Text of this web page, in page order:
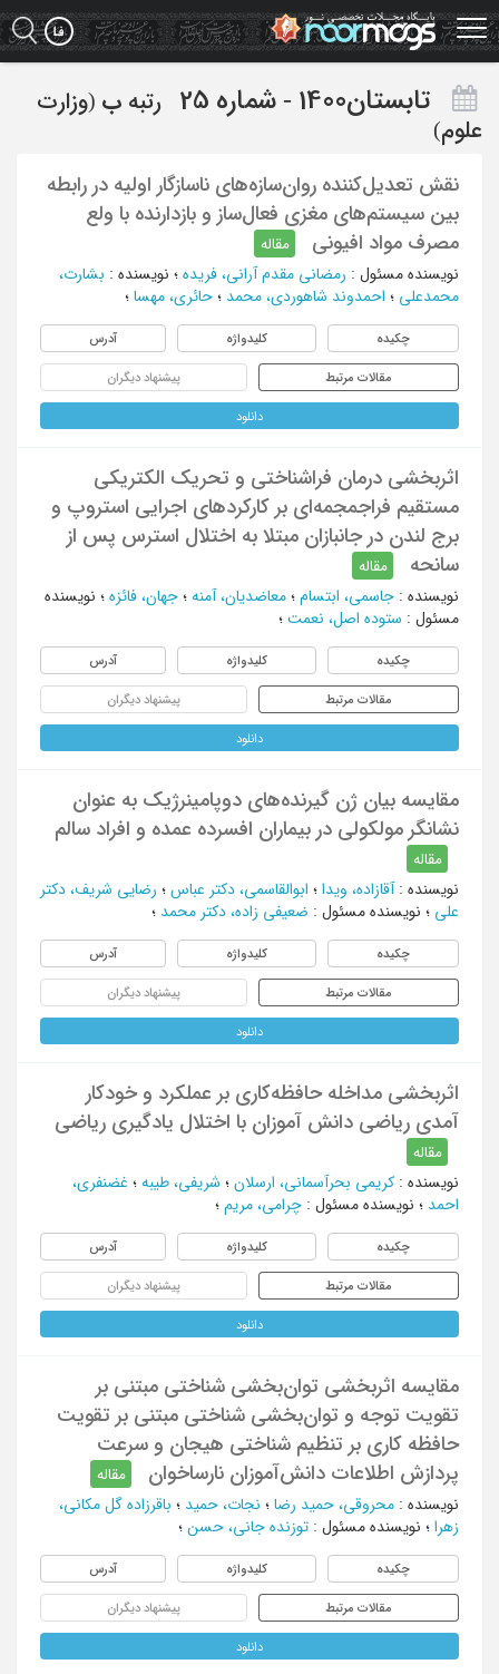
Skip
to
main
تابستان1400 - شماره 25 رتبه ب (وزارت
علوم)
نقش تعدیل‌کننده روان‌سازه‌های ناسازگار اولیه در رابطه
بین سیستم‌های مغزی فعال‌ساز و بازدارنده با ولع
مصرف مواد افیونی
مقاله
نویسنده مسئول : رمضانی مقدم آرانی، فریده ؛ نویسنده : بشارت،
محمدعلی ؛ احمدوند شاهوردی، محمد ؛ حائری، مهسا ؛
چکیده کلیدواژه آدرس
مقالات مرتبط پیشنهاد دیگران
دانلود
اثربخشی درمان فراشناختی و تحریک الکتریکی
مستقیم فراجمجمه‌ای بر کارکردهای اجرایی استروپ و
برج لندن در جانبازان مبتلا به اختلال استرس پس از
سانحه
مقاله
نویسنده : جاسمی، ابتسام ؛ معاضدیان، آمنه ؛ جهان، فائزه ؛ نویسنده
مسئول : ستوده اصل، نعمت ؛
چکیده کلیدواژه آدرس
مقالات مرتبط پیشنهاد دیگران
دانلود
مقایسه بیان ژن گیرنده‌های دوپامینرژیک به عنوان
نشانگر مولکولی در بیماران افسرده عمده و افراد سالم
مقاله
نویسنده : آقازاده، ویدا ؛ ابوالقاسمی، دکتر عباس ؛ رضایی شریف، دکتر
علی ؛ نویسنده مسئول : ضعیفی زاده، دکتر محمد ؛
چکیده کلیدواژه آدرس
مقالات مرتبط پیشنهاد دیگران
دانلود
اثربخشی مداخله حافظه‌کاری بر عملکرد و خودکار
آمدی ریاضی دانش آموزان با اختلال یادگیری ریاضی
مقاله
نویسنده : کریمی بحرآسمانی، ارسلان ؛ شریفی، طیبه ؛ غضنفری،
احمد ؛ نویسنده مسئول : چرامی، مریم ؛
چکیده کلیدواژه آدرس
مقالات مرتبط پیشنهاد دیگران
دانلود
مقایسه اثربخشی توان‌بخشی شناختی مبتنی بر
تقویت توجه و توان‌بخشی شناختی مبتنی بر تقویت
حافظه کاری بر تنظیم شناختی هیجان و سرعت
پردازش اطلاعات دانش‌آموزان نارساخوان
مقاله
نویسنده : محروقی، حمید رضا ؛ نجات، حمید ؛ باقرزاده گل مکانی،
زهرا ؛ نویسنده مسئول : توزنده جانی، حسن ؛
چکیده کلیدواژه آدرس
مقالات مرتبط پیشنهاد دیگران
دانلود